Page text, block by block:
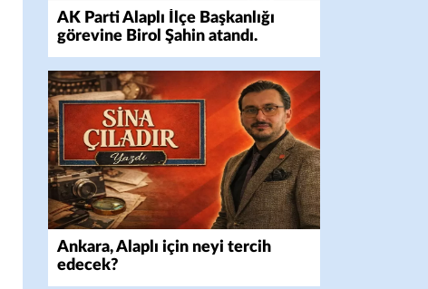
AK Parti Alaplı İlçe Başkanlığı
görevine Birol Şahin atandı.
Ankara, Alaplı için neyi tercih
edecek?